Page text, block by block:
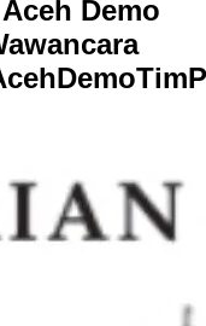
Demo
cehDemoTimP